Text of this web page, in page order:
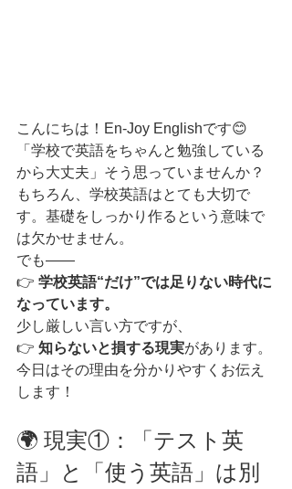
こんにちは！En-Joy Englishです😊
「学校で英語をちゃんと勉強している
から大丈夫」そう思っていませんか？
もちろん、学校英語はとても大切で
す。基礎をしっかり作るという意味で
は欠かせません。
でも――
👉 学校英語“だけ”では足りない時代に
なっています。
少し厳しい言い方ですが、
👉 知らないと損する現実があります。
今日はその理由を分かりやすくお伝え
します！
🌍 現実①：「テスト英
語」と「使う英語」は別